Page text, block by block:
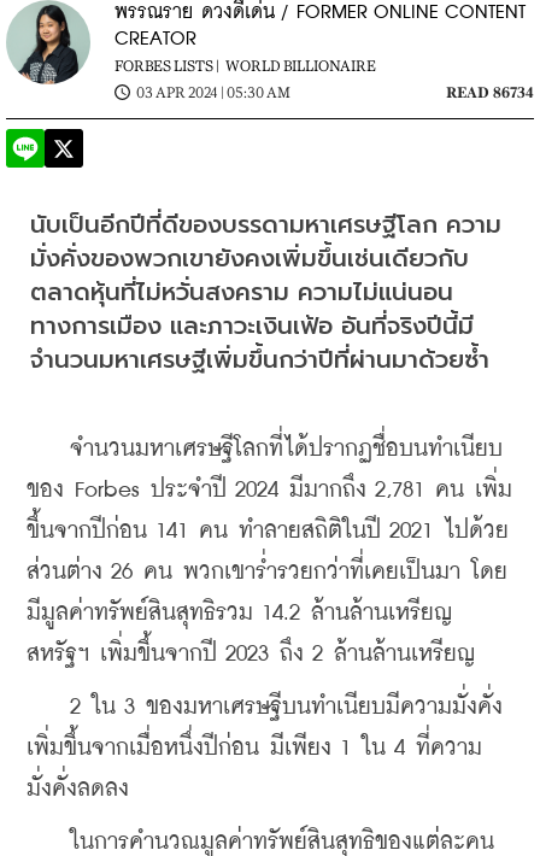
พรรณราย ดวงดีเด่น / FORMER ONLINE CONTENT
CREATOR
FORBES LISTS | WORLD BILLIONAIRE
03 APR 2024 | 05:30 AM
READ 86734
นับเป็นอีกปีที่ดีของบรรดามหาเศรษฐีโลก ความ
มั่งคั่งของพวกเขายังคงเพิ่มขึ้นเช่นเดียวกับ
ตลาดหุ้นที่ไม่หวั่นสงคราม ความไม่แน่นอน
ทางการเมือง และภาวะเงินเฟ้อ อันที่จริงปีนี้มี
จำนวนมหาเศรษฐีเพิ่มขึ้นกว่าปีที่ผ่านมาด้วยซ้ำ
จำนวนมหาเศรษฐีโลกที่ได้ปรากฏชื่อบนทำเนียบ
ของ Forbes ประจำปี 2024 มีมากถึง 2,781 คน เพิ่ม
ขึ้นจากปีก่อน 141 คน ทำลายสถิติในปี 2021 ไปด้วย
ส่วนต่าง 26 คน พวกเขาร่ำรวยกว่าที่เคยเป็นมา โดย
มีมูลค่าทรัพย์สินสุทธิรวม 14.2 ล้านล้านเหรียญ
สหรัฐฯ เพิ่มขึ้นจากปี 2023 ถึง 2 ล้านล้านเหรียญ
2 ใน 3 ของมหาเศรษฐีบนทำเนียบมีความมั่งคั่ง
เพิ่มขึ้นจากเมื่อหนึ่งปีก่อน มีเพียง 1 ใน 4 ที่ความ
มั่งคั่งลดลง
ในการคำนวณมูลค่าทรัพย์สินสุทธิของแต่ละคน